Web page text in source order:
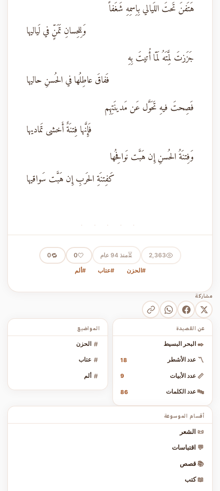
هَتَفنَ تَحتَ اللَيالي بِاِسمِهِ شَغَفاً
وَلِلحِسانِ تَمَنٍّ في لَياليها
جَزَزتَ لِمَّتَهُ لَمّا أُتيتَ بِهِ
فَفاقَ عاطِلُها في الحُسنِ حاليها
فَصِحتَ فيهِ تَحَوَّل عَن مَدينَتِهِم
فَإِنَّها فِتنَةٌ أَخشى تَماديها
وَفِتنَةُ الحُسنِ إِن هَبَّت نَوافِحُها
كَفِتنَةِ الحَربِ إِن هَبَّت سَواقيها
· · · · ·
2,363
⏳منذ 94 عام 🤍
0
🔁
0
#الحزن #عتاب #ألم
مشاركة
المواضيع
# الحزن
# عتاب
# ألم
عن القصيدة
✒️ البحر البسيط
〽️ عدد الأشطر 18
📏 عدد الأبيات 9
🔤 عدد الكلمات 86
أقسام الموسوعة
📜 الشعر
💬 اقتباسات
📚 قصص
📖 كتب